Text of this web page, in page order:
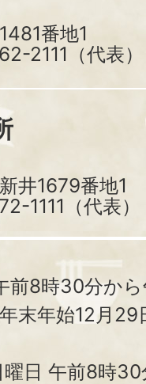
番地1
2111（代表）
井1679番地1
1111（代表）
前8時30分か
末年始12月
曜日 午前8時